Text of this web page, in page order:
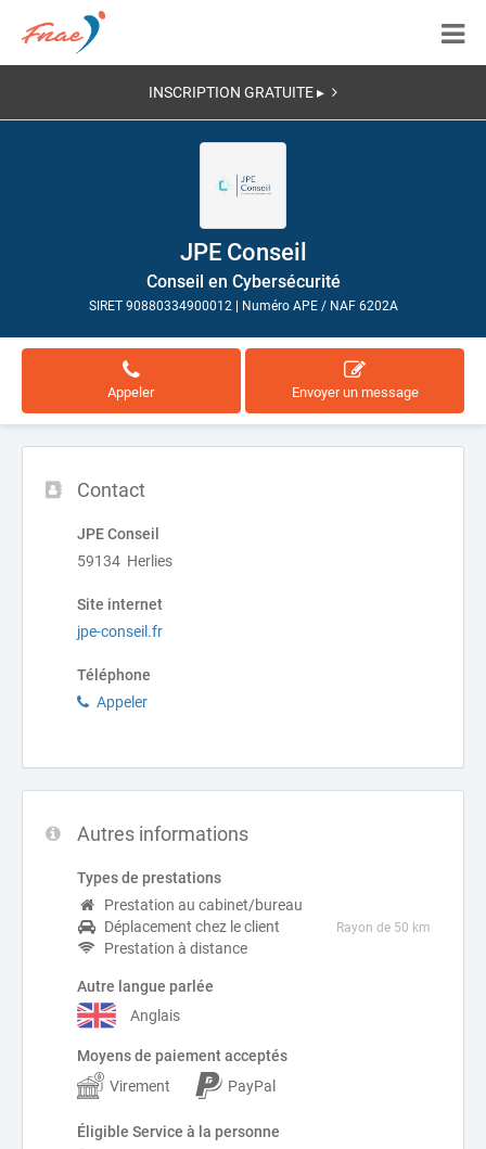
INSCRIPTION GRATUITE ▸
JPE Conseil
Conseil en Cybersécurité
SIRET 90880334900012 Numéro APE / NAF 6202A
Appeler Envoyer un message
Contact
JPE Conseil
59134 Herlies
Site internet
jpe-conseil.fr
Téléphone
Appeler
Autres informations
Types de prestations
Prestation au cabinet/bureau
Déplacement chez le client
Rayon de 50 km
Prestation à distance
Autre langue parlée
Anglais
Moyens de paiement acceptés
Virement
PayPal
Éligible Service à la personne